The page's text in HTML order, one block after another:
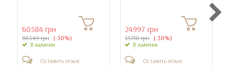
60584 грн
86549 грн (-30%)
В наличии
Оставить отзыв
24997 грн
35710 грн (-30%)
В наличии
Оставить отзыв